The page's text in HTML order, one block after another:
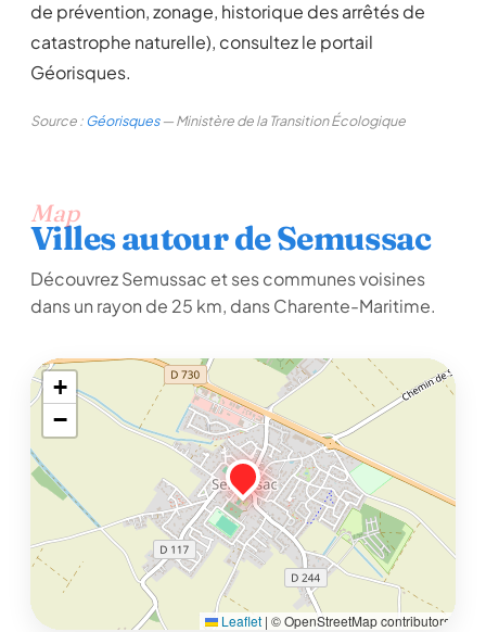
de prévention, zonage, historique des arrêtés de
catastrophe naturelle), consultez le portail
Géorisques.
Source :Géorisques— Ministère de la Transition Écologique
Map
Villes autour de Semussac
Découvrez Semussac et ses communes voisines
dans un rayon de 25 km, dans Charente-Maritime.
+
−
Leaflet | © OpenStreetMap contributors